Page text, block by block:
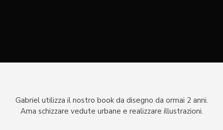
Gabriel utilizza il nostro book da disegno da ormai 2 anni.
Ama schizzare vedute urbane e realizzare illustrazioni.